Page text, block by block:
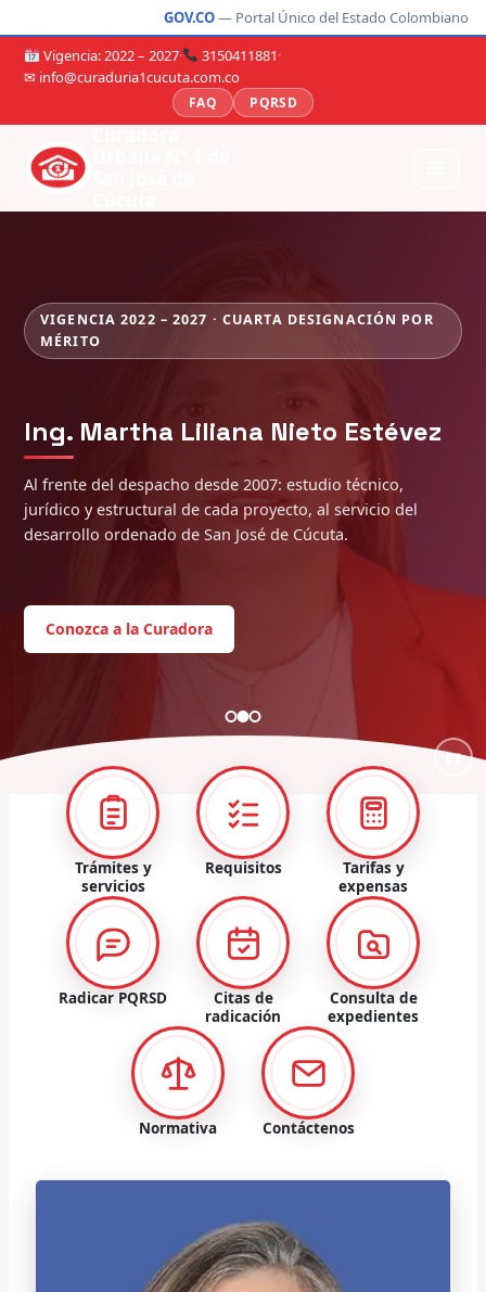
GOV.CO— Portal Único del Estado Colombiano
Vigencia: 2022 – 2027· 3150411881·
✉ info@curaduria1cucuta.com.co
FAQ PQRSD
VIGENCIA 2022 – 2027 · CUARTA DESIGNACIÓN POR
MÉRITO
Ing. Martha Liliana Nieto Estévez
Al frente del despacho desde 2007: estudio técnico,
jurídico y estructural de cada proyecto, al servicio del
desarrollo ordenado de San José de Cúcuta.
Conozca a la Curadora
❚❚
Trámites y
servicios
Requisitos
Tarifas y
expensas
Radicar PQRSD
Citas de
radicación
Consulta de
expedientes
Normativa Contáctenos